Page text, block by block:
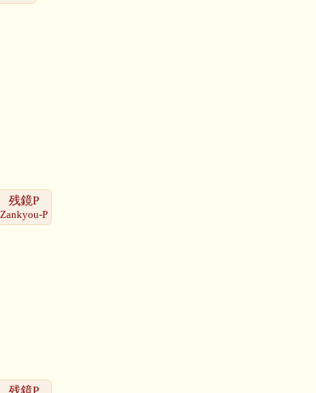
残鏡P
Zankyou-P
残鏡P